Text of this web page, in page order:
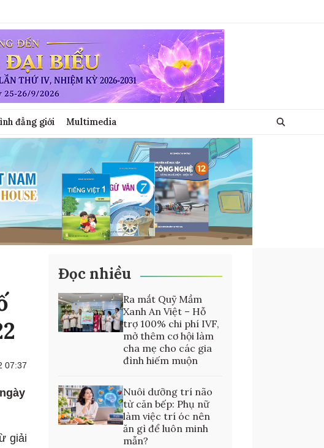
đẳng giới Multimedia
07:37
giải
Đọc nhiều
Ra mắt Quỹ Mầm
Xanh An Việt – Hỗ
trợ 100% chi phí IVF,
mở thêm cơ hội làm
cha mẹ cho các gia
đình hiếm muộn
Nuôi dưỡng trí não
từ căn bếp: Phụ nữ
làm việc trí óc nên
ăn gì để luôn minh
mẫn?